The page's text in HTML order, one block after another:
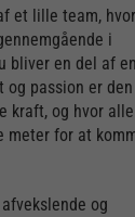
et lille team,
i
bliver en del af
og passion er
kraft, og hvor
meter for at
og